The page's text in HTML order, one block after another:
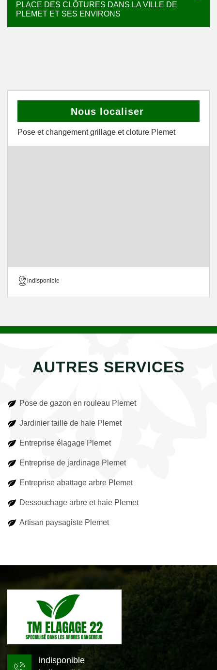
PLACE DES CLÔTURES DANS LA VILLE DE
PLEMET ET SES ENVIRONS
Nous localiser
Pose et changement grillage et cloture Plemet
indisponible
AUTRES SERVICES
Pose de gazon en rouleau Plemet
Jardinier taille de haie Plemet
Entreprise élagage Plemet
Entreprise de jardinage Plemet
Entreprise abattage arbre Plemet
Dessouchage arbre et haie Plemet
Artisan paysagiste Plemet
indisponible